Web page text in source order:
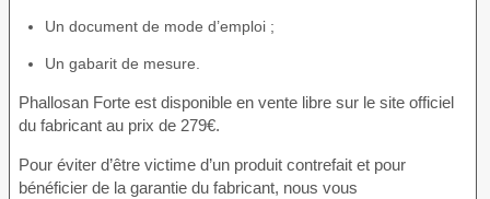
Un document de mode d’emploi ;
Un gabarit de mesure.
Phallosan Forte est disponible en vente libre sur le site officiel
du fabricant au prix de 279€.
Pour éviter d’être victime d’un produit contrefait et pour
bénéficier de la garantie du fabricant, nous vous